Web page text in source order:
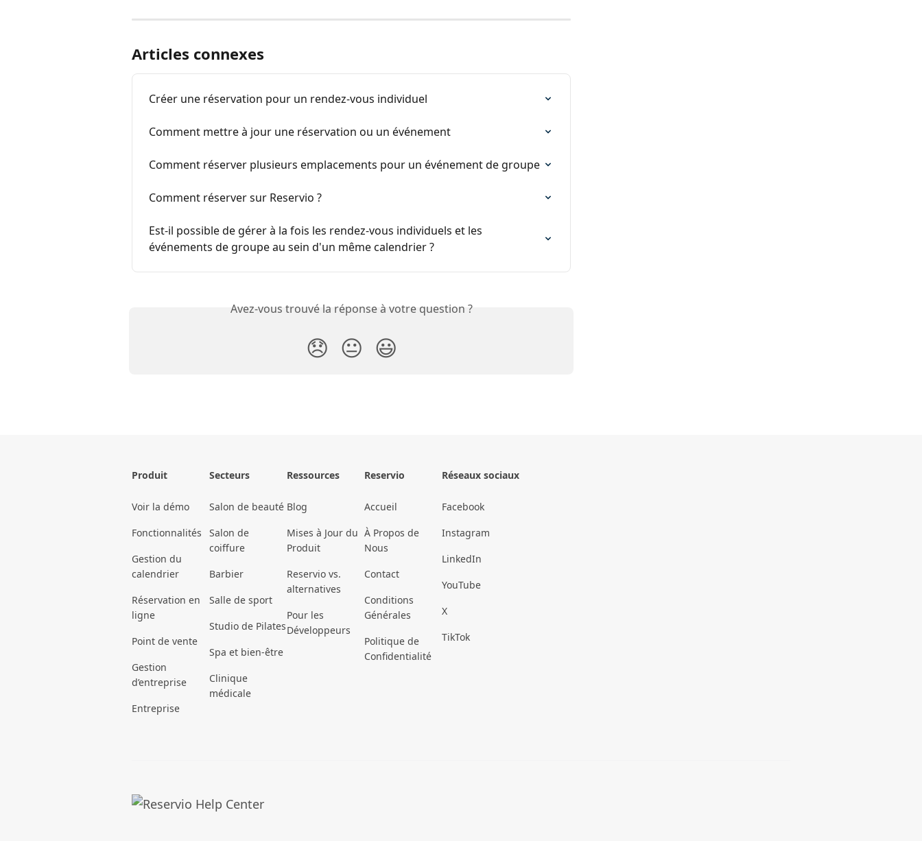
Articles connexes
Créer une réservation pour un rendez-vous individuel
Comment mettre à jour une réservation ou un événement
Comment réserver plusieurs emplacements pour un événement de groupe
Comment réserver sur Reservio ?
Est-il possible de gérer à la fois les rendez-vous individuels et les
événements de groupe au sein d'un même calendrier ?
Avez-vous trouvé la réponse à votre question ?
😞 😐 😃
Produit
Voir la démo
Fonctionnalités
Gestion du
calendrier
Réservation en
ligne
Point de vente
Gestion
d’entreprise
Entreprise
Secteurs
Salon de beauté
Salon de
coiffure
Barbier
Salle de sport
Studio de Pilates
Spa et bien-être
Clinique
médicale
Ressources
Blog
Mises à Jour du
Produit
Reservio vs.
alternatives
Pour les
Développeurs
Reservio
Accueil
À Propos de
Nous
Contact
Conditions
Générales
Politique de
Confidentialité
Réseaux sociaux
Facebook
Instagram
LinkedIn
YouTube
X
TikTok